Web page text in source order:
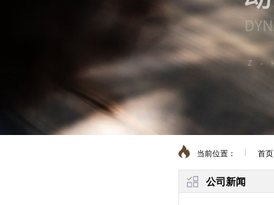
当前位置： 首页
公司新闻